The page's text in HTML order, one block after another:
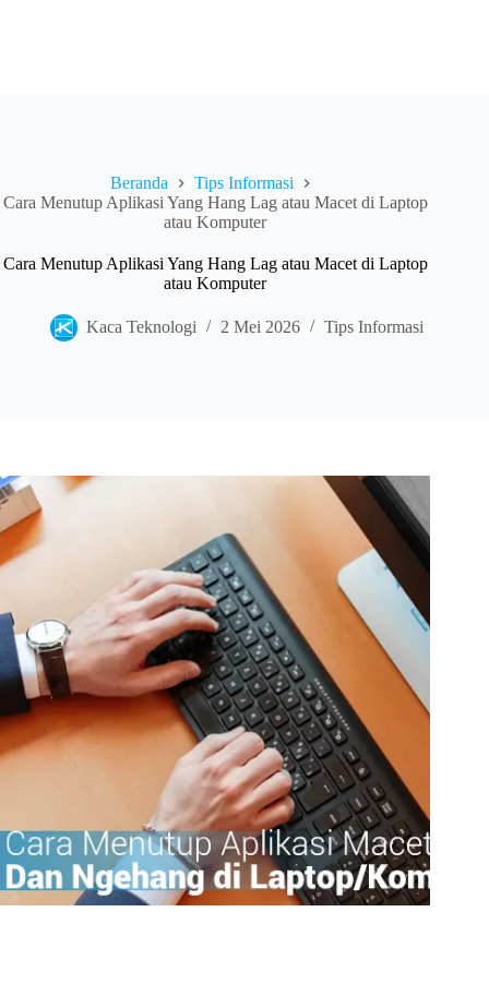
Beranda
Tips Informasi
Cara Menutup Aplikasi Yang Hang Lag atau Macet di Laptop
atau Komputer
Cara Menutup Aplikasi Yang Hang Lag atau Macet di Laptop
atau Komputer
Kaca Teknologi 2 Mei 2026 Tips Informasi